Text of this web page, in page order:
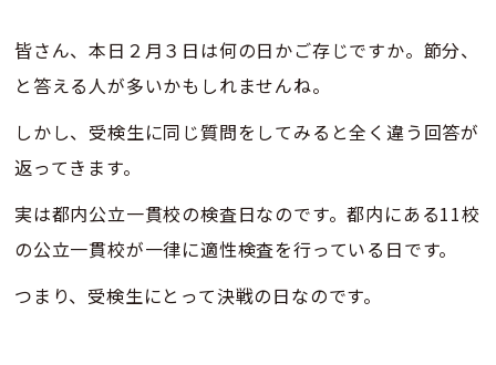
皆さん、本日２月３日は何の日かご存じですか。節分、
と答える人が多いかもしれませんね。
しかし、受検生に同じ質問をしてみると全く違う回答が
返ってきます。
実は都内公立一貫校の検査日なのです。都内にある11校
の公立一貫校が一律に適性検査を行っている日です。
つまり、受検生にとって決戦の日なのです。